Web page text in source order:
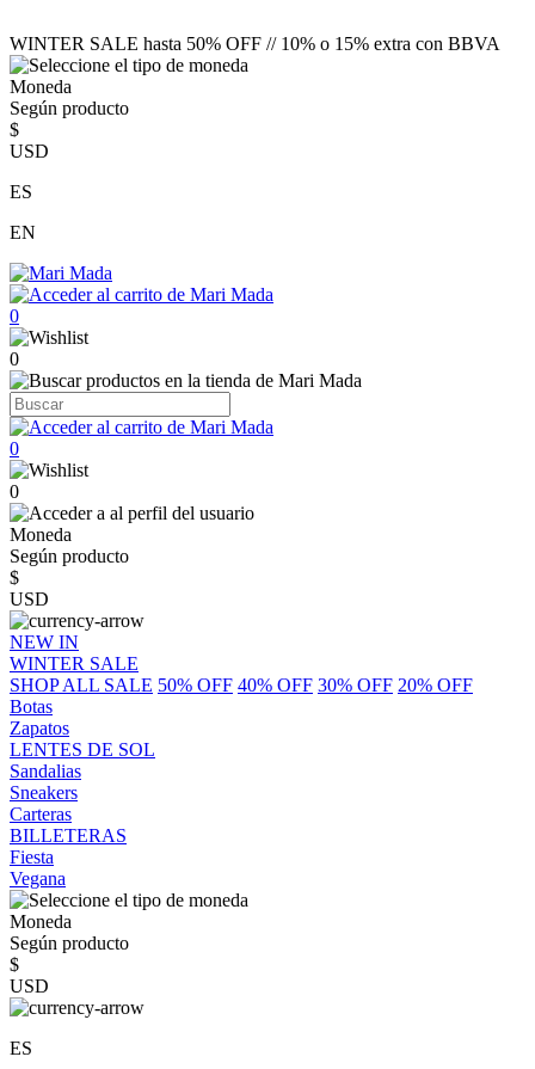
WINTER SALE hasta 50% OFF // 10% o 15% extra con BBVA
Moneda
Según producto
$
USD
ES
EN
0
0
0
0
Moneda
Según producto
$
USD
NEW IN
WINTER SALE
SHOP ALL SALE 50% OFF 40% OFF 30% OFF 20% OFF
Botas
Zapatos
LENTES DE SOL
Sandalias
Sneakers
Carteras
BILLETERAS
Fiesta
Vegana
Moneda
Según producto
$
USD
ES